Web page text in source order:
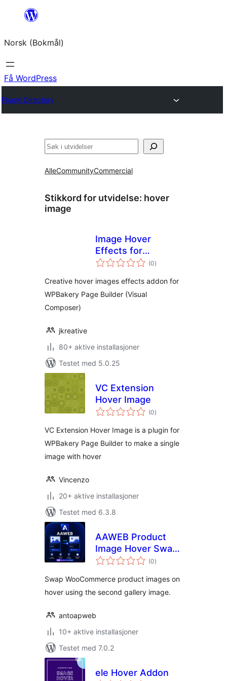
Hopp
innhold
Norsk (Bokmål)
Få WordPress
Plugin Directory
Søk
AlleCommunityCommercial
Stikkord for utvidelse: hover
image
Image Hover
Effects for
WPBakery Page
(0totale
vurderinger
)
Creative hover images effects addon for
WPBakery Page Builder (Visual
Composer)
jkreative
80+ aktive installasjoner
Testet med 5.0.25
VC Extension
Hover Image
(0totale
vurderinger
)
VC Extension Hover Image is a plugin for
WPBakery Page Builder to make a single
image with hover
Vincenzo
20+ aktive installasjoner
Testet med 6.3.8
AAWEB Product
Image Hover Swap
for WooCommerce
(0totale
vurderinger
)
Swap WooCommerce product images on
hover using the second gallery image.
antoapweb
10+ aktive installasjoner
Testet med 7.0.2
ele Hover Addon